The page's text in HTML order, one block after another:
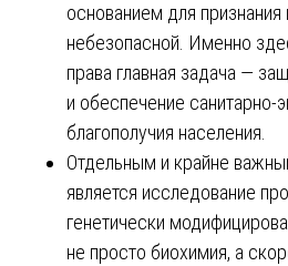
основанием для признания
небезопасной. Именно
права главная задача —
и обеспечение санитарно-
благополучия населения.
Отдельным и крайне
является исследование
генетически
не просто биохимия, а